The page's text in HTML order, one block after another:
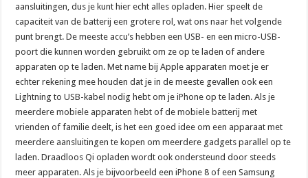
aansluitingen, dus je kunt hier echt alles opladen. Hier speelt de
capaciteit van de batterij een grotere rol, wat ons naar het volgende
punt brengt. De meeste accu’s hebben een USB- en een micro-USB-
poort die kunnen worden gebruikt om ze op te laden of andere
apparaten op te laden. Met name bij Apple apparaten moet je er
echter rekening mee houden dat je in de meeste gevallen ook een
Lightning to USB-kabel nodig hebt om je iPhone op te laden. Als je
meerdere mobiele apparaten hebt of de mobiele batterij met
vrienden of familie deelt, is het een goed idee om een apparaat met
meerdere aansluitingen te kopen om meerdere gadgets parallel op te
laden. Draadloos Qi opladen wordt ook ondersteund door steeds
meer apparaten. Als je bijvoorbeeld een iPhone 8 of een Samsung